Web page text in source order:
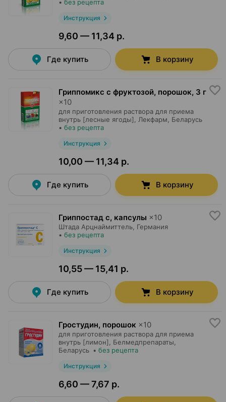
• без рецепта
Инструкция
9,60 — 11,34 р.
Где купить В корзину
Гриппомикс с фруктозой, порошок, 3 г
×10
для приготовления раствора для приема
внутрь [лесные ягоды],
Лекфарм , Беларусь
• без рецепта
Инструкция
10,00 — 11,34 р.
Где купить В корзину
Гриппостад с, капсулы ×10
Штада Арцнаймиттель , Германия
• без рецепта
Инструкция
10,55 — 15,41 р.
Где купить В корзину
Гростудин, порошок ×10
для приготовления раствора для приема
внутрь [лимон],
Белмедпрепараты
Беларусь • без рецепта
Инструкция
6,60 — 7,67 р.